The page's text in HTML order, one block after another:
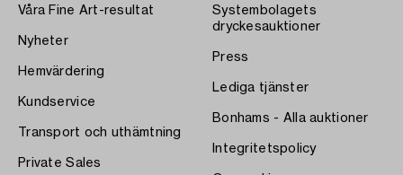
Våra Fine Art-resultat
Nyheter
Hemvärdering
Kundservice
Transport och uthämtning
Private Sales
Systembolagets
dryckesauktioner
Press
Lediga tjänster
Bonhams - Alla auktioner
Integritetspolicy